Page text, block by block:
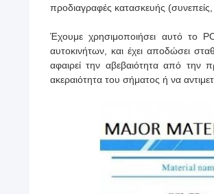
προδιαγραφές κατασκευής
Έχουμε χρησιμοποιήσει αυτό το
αυτοκινήτων, και έχει αποδώσει
αφαιρεί την αβεβαιότητα από την
ακεραιότητα του σήματος ή να